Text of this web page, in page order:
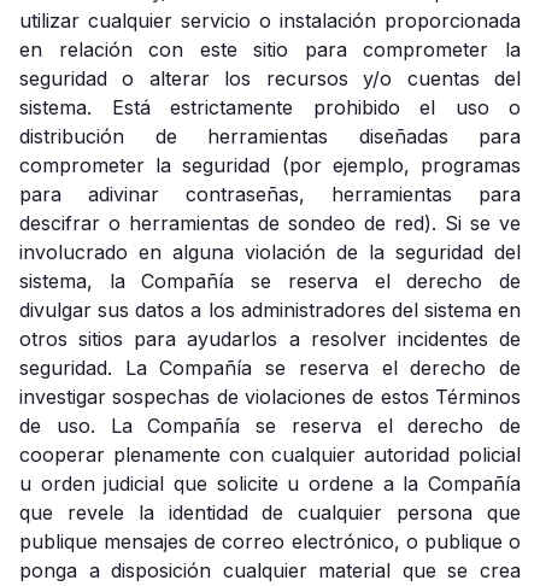
utilizar cualquier servicio o instalación proporcionada
en relación con este sitio para comprometer la
seguridad o alterar los recursos y/o cuentas del
sistema. Está estrictamente prohibido el uso o
distribución de herramientas diseñadas para
comprometer la seguridad (por ejemplo, programas
para adivinar contraseñas, herramientas para
descifrar o herramientas de sondeo de red). Si se ve
involucrado en alguna violación de la seguridad del
sistema, la Compañía se reserva el derecho de
divulgar sus datos a los administradores del sistema en
otros sitios para ayudarlos a resolver incidentes de
seguridad. La Compañía se reserva el derecho de
investigar sospechas de violaciones de estos Términos
de uso. La Compañía se reserva el derecho de
cooperar plenamente con cualquier autoridad policial
u orden judicial que solicite u ordene a la Compañía
que revele la identidad de cualquier persona que
publique mensajes de correo electrónico, o publique o
ponga a disposición cualquier material que se crea